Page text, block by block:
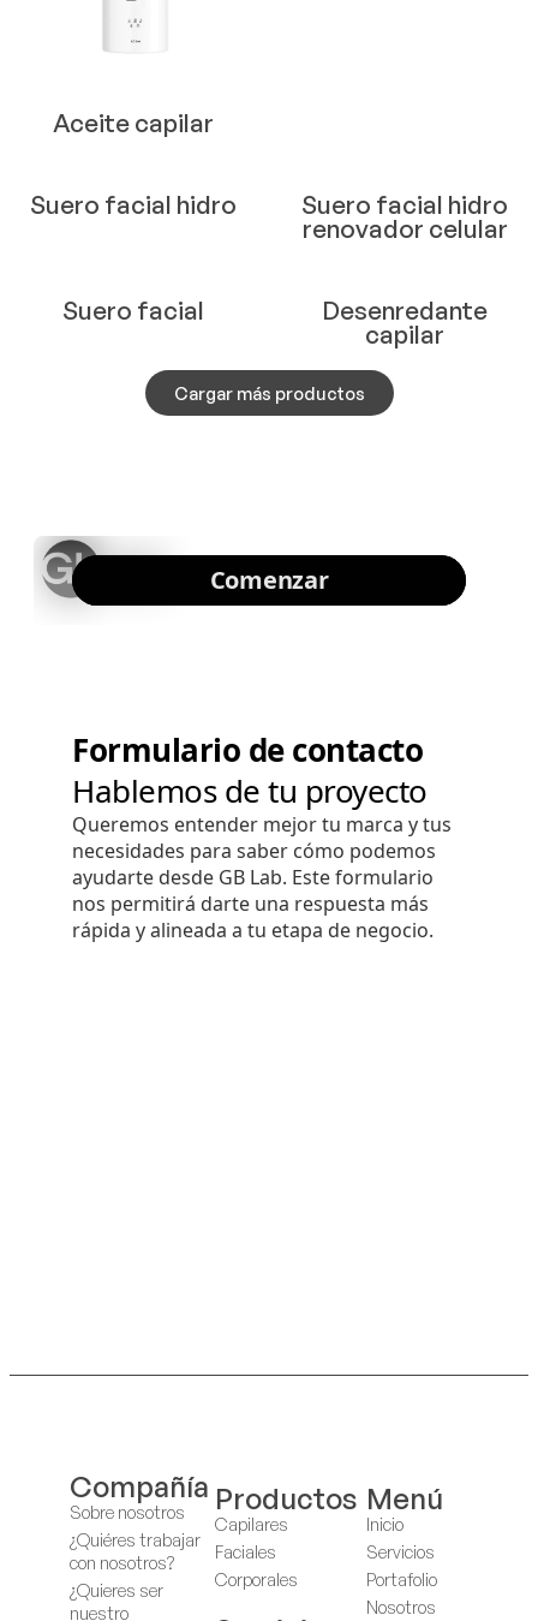
Aceite capilar
Suero facial hidro Suero facial hidro
renovador celular
Suero facial Desenredante
capilar
Cargar más productos
Compañía
Sobre nosotros
¿Quiéres trabajar
con nosotros?
¿Quieres ser
nuestro
Productos
Capilares
Faciales
Corporales
Menú
Inicio
Servicios
Portafolio
Nosotros